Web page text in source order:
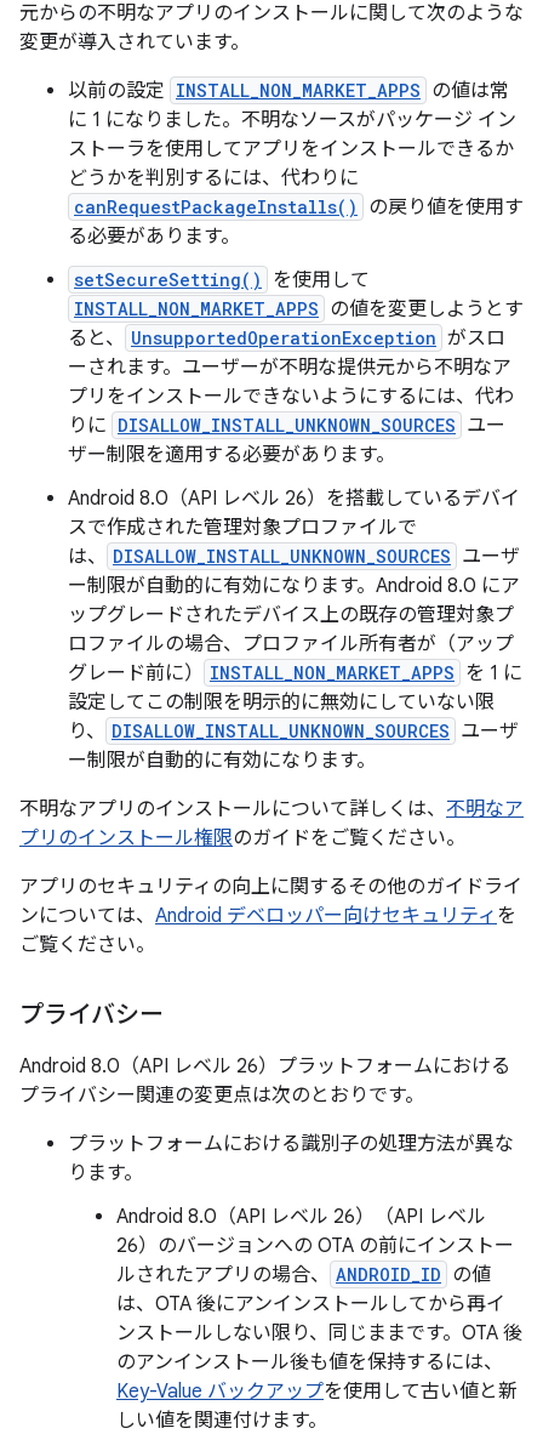
元からの不明なアプリのインストールに関して次のような
変更が導入されています。
以前の設定 INSTALL_NON_MARKET_APPS の値は常
に 1 になりました。不明なソースがパッケージ イン
ストーラを使用してアプリをインストールできるか
どうかを判別するには、代わりに
canRequestPackageInstalls()
の戻り値を使用す
る必要があります。
setSecureSetting() を使用して
INSTALL_NON_MARKET_APPS の値を変更しようとす
ると、
UnsupportedOperationException がスロ
ーされます。ユーザーが不明な提供元から不明なア
プリをインストールできないようにするには、代わ
りに DISALLOW_INSTALL_UNKNOWN_SOURCES ユー
ザー制限を適用する必要があります。
Android 8.0（API レベル 26）を搭載しているデバイ
スで作成された管理対象プロファイルで
は、
DISALLOW_INSTALL_UNKNOWN_SOURCES ユーザ
ー制限が自動的に有効になります。Android 8.0 にア
ップグレードされたデバイス上の既存の管理対象プ
ロファイルの場合、プロファイル所有者が（アップ
グレード前に）
INSTALL_NON_MARKET_APPS を 1 に
設定してこの制限を明示的に無効にしていない限
り、
DISALLOW_INSTALL_UNKNOWN_SOURCES ユーザ
ー制限が自動的に有効になります。
不明なアプリのインストールについて詳しくは、 不明なア
プリのインストール権限のガイドをご覧ください。
アプリのセキュリティの向上に関するその他のガイドライ
ンについては、 Android デベロッパー向けセキュリティ を
ご覧ください。
プライバシー
Android 8.0（API レベル 26）プラットフォームにおける
プライバシー関連の変更点は次のとおりです。
プラットフォームにおける識別子の処理方法が異な
ります。
Android 8.0（API レベル 26）（API レベル
26）のバージョンへの OTA の前にインストー
ルされたアプリの場合、
ANDROID_ID の値
は、OTA 後にアンインストールしてから再イ
ンストールしない限り、同じままです。OTA 後
のアンインストール後も値を保持するには、
Key-Value バックアップを使用して古い値と新
しい値を関連付けます。